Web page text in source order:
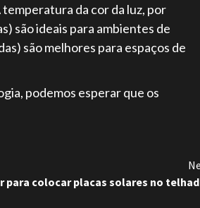
da cor da luz, por
são ideais para ambientes de
são melhores para espaços de
podemos esperar que os
para colocar placas solares no